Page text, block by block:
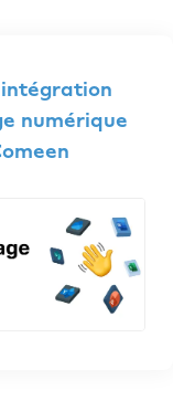
numérique